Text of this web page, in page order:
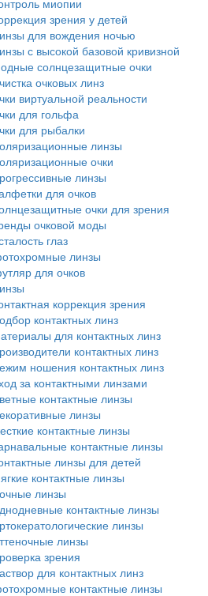
миопии
зрения у детей
для вождения ночью
с высокой базовой кривизной
солнцезащитные очки
очковых линз
виртуальной реальности
для гольфа
для рыбалки
линзы
очки
линзы
для очков
очки для зрения
очковой моды
глаз
линзы
для очков
коррекция зрения
контактных линз
для контактных линз
контактных линз
ношения контактных линз
за контактными линзами
контактные линзы
линзы
контактные линзы
контактные линзы
линзы для детей
контактные линзы
линзы
контактные линзы
линзы
линзы
зрения
для контактных линз
контактные линзы